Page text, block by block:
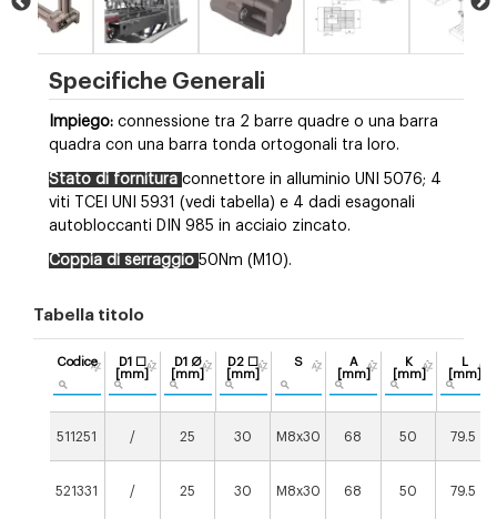
Specifiche Generali
Impiego: connessione tra 2 barre quadre o una barra
quadra con una barra tonda ortogonali tra loro.
Stato di fornitura connettore in alluminio UNI 5076; 4
viti TCEI UNI 5931 (vedi tabella) e 4 dadi esagonali
autobloccanti DIN 985 in acciaio zincato.
Coppia di serraggio 50Nm (M10).
Tabella titolo
Codice
D1 ☐
[mm]
D1 Ø
[mm]
D2 ☐
[mm]
S
A
[mm]
K
[mm]
L
[mm]
511251 / 25 30 M8x30 68 50 79.5
521331 / 25 30 M8x30 68 50 79.5